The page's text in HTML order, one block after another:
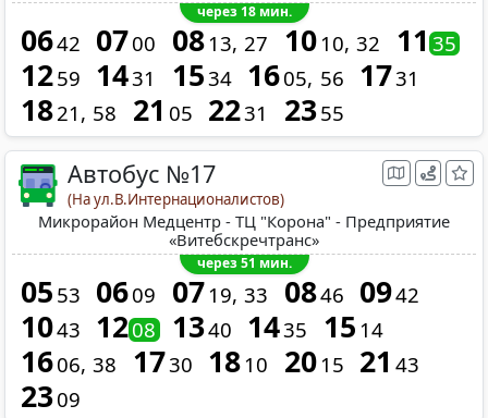
через 18 мин.
0642 0700 08 13 27 10 10 32 11 35
1259 1431 1534 1605 56 1731
1821 58 21 05 2231 2355
Автобус №17
(На ул.В.Интернационалистов)
Микрорайон Медцентр - ТЦ "Корона" - Предприятие
«Витебскречтранс»
через 51 мин.
05 53 0609 07 19 33 0846 0942
1043 1208 1340 1435 15 14
1606 38 1730 18 10 20 15 21 43
2309